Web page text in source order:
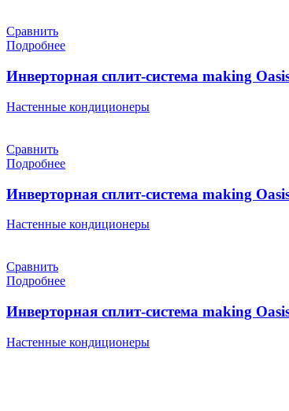
Сравнить
Подробнее
Инверторная сплит-система making
Настенные кондиционеры
Сравнить
Подробнее
Инверторная сплит-система making
Настенные кондиционеры
Сравнить
Подробнее
Инверторная сплит-система making
Настенные кондиционеры